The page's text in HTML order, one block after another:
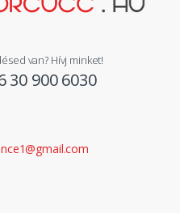
van? Hívj minket!
30 900 6030